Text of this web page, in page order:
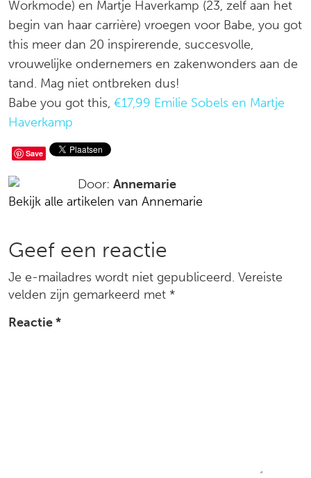
Workmode) en Martje Haverkamp (23, zelf aan het
begin van haar carrière) vroegen voor Babe, you got
this meer dan 20 inspirerende, succesvolle,
vrouwelijke ondernemers en zakenwonders aan de
tand. Mag niet ontbreken dus!
Babe you got this, €17,99 Emilie Sobels en Martje
Haverkamp
Deel
op
social
media
Save
Door: Annemarie
Bekijk alle artikelen van Annemarie
Reacties
Geef een reactie
Je e-mailadres wordt niet gepubliceerd. Vereiste
velden zijn gemarkeerd met *
Reactie*